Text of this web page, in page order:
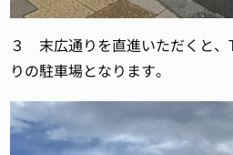
３ 末広通りを直進いただくと、
りの駐車場となります。